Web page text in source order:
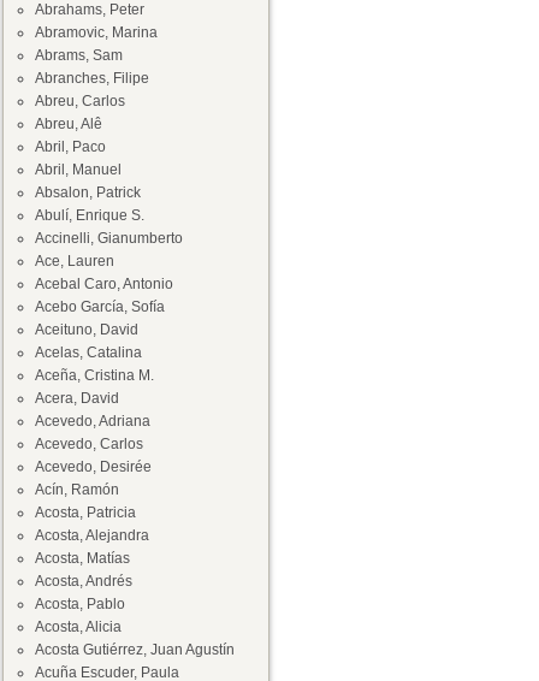
Abrahams, Peter
Abramovic, Marina
Abrams, Sam
Abranches, Filipe
Abreu, Carlos
Abreu, Alê
Abril, Paco
Abril, Manuel
Absalon, Patrick
Abulí, Enrique S.
Accinelli, Gianumberto
Ace, Lauren
Acebal Caro, Antonio
Acebo García, Sofía
Aceituno, David
Acelas, Catalina
Aceña, Cristina M.
Acera, David
Acevedo, Adriana
Acevedo, Carlos
Acevedo, Desirée
Acín, Ramón
Acosta, Patricia
Acosta, Alejandra
Acosta, Matías
Acosta, Andrés
Acosta, Pablo
Acosta, Alicia
Acosta Gutiérrez, Juan Agustín
Acuña Escuder, Paula